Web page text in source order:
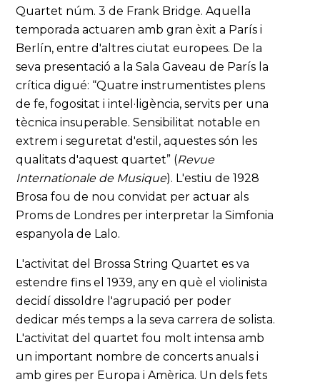
Quartet núm. 3 de Frank Bridge. Aquella
temporada actuaren amb gran èxit a París i
Berlín, entre d'altres ciutat europees. De la
seva presentació a la Sala Gaveau de París la
crítica digué: “Quatre instrumentistes plens
de fe, fogositat i intel·ligència, servits per una
tècnica insuperable. Sensibilitat notable en
extrem i seguretat d'estil, aquestes són les
qualitats d'aquest quartet” (Revue
Internationale de Musique). L'estiu de 1928
Brosa fou de nou convidat per actuar als
Proms de Londres per interpretar la Simfonia
espanyola de Lalo.
L'activitat del Brossa String Quartet es va
estendre fins el 1939, any en què el violinista
decidí dissoldre l'agrupació per poder
dedicar més temps a la seva carrera de solista.
L'activitat del quartet fou molt intensa amb
un important nombre de concerts anuals i
amb gires per Europa i Amèrica. Un dels fets